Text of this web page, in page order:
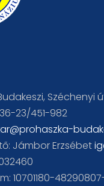
Széchenyi út
23/451-982
Jámbor Erzsébet
10701180-